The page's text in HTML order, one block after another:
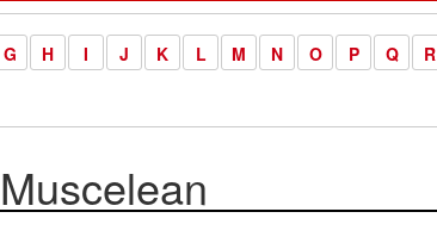
G H I J K L M N O P Q R